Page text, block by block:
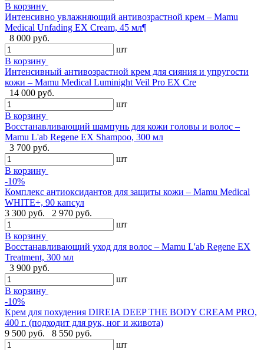
В корзину
Интенсивно увлажняющий антивозрастной крем – Mamu
Medical Unfading EX Cream, 45 мл¶
8 000 руб.
шт
В корзину
Интенсивный антивозрастной крем для сияния и упругости
кожи – Mamu Medical Luminight Veil Pro EX Cre
14 000 руб.
шт
В корзину
Восстанавливающий шампунь для кожи головы и волос –
Mamu L'ab Regene EX Shampoo, 300 мл
3 700 руб.
шт
В корзину
-10%
Комплекс антиоксидантов для защиты кожи – Mamu Medical
WHITE+, 90 капсул
3 300 руб.
2 970 руб.
шт
В корзину
Восстанавливающий уход для волос – Mamu L'ab Regene EX
Treatment, 300 мл
3 900 руб.
шт
В корзину
-10%
Крем для похудения DIREIA DEEP THE BODY CREAM PRO,
400 г. (подходит для рук, ног и живота)
9 500 руб.
8 550 руб.
шт